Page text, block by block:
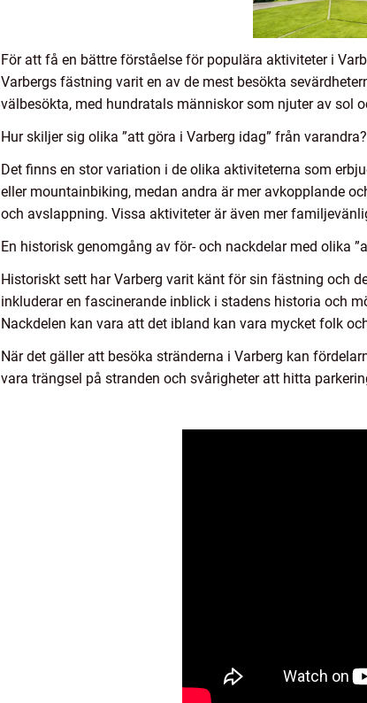
För att få en bättre förståelse för populära aktiviteter i
Varbergs fästning varit en av de mest besökta
välbesökta, med hundratals människor som njuter av sol
Hur skiljer sig olika ”att göra i Varberg idag” från varandra?
Det finns en stor variation i de olika aktiviteterna som
eller mountainbiking, medan andra är mer avkopplande
och avslappning. Vissa aktiviteter är även mer
En historisk genomgång av för- och nackdelar med olika
Historiskt sett har Varberg varit känt för sin fästning och
inkluderar en fascinerande inblick i stadens historia och
Nackdelen kan vara att det ibland kan vara mycket folk
När det gäller att besöka stränderna i Varberg kan
vara trängsel på stranden och svårigheter att hitta